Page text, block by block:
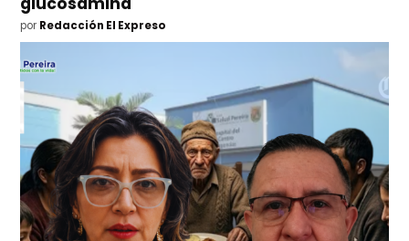
por Redacción El Expreso